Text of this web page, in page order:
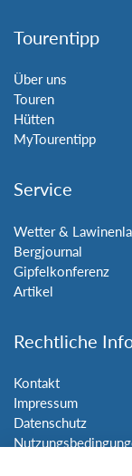
Tourentipp
Über uns
Touren
Hütten
MyTourentipp
Service
Wetter &
Bergjournal
Gipfelkonferenz
Artikel
Rechtliche
Kontakt
Impressum
Datenschutz